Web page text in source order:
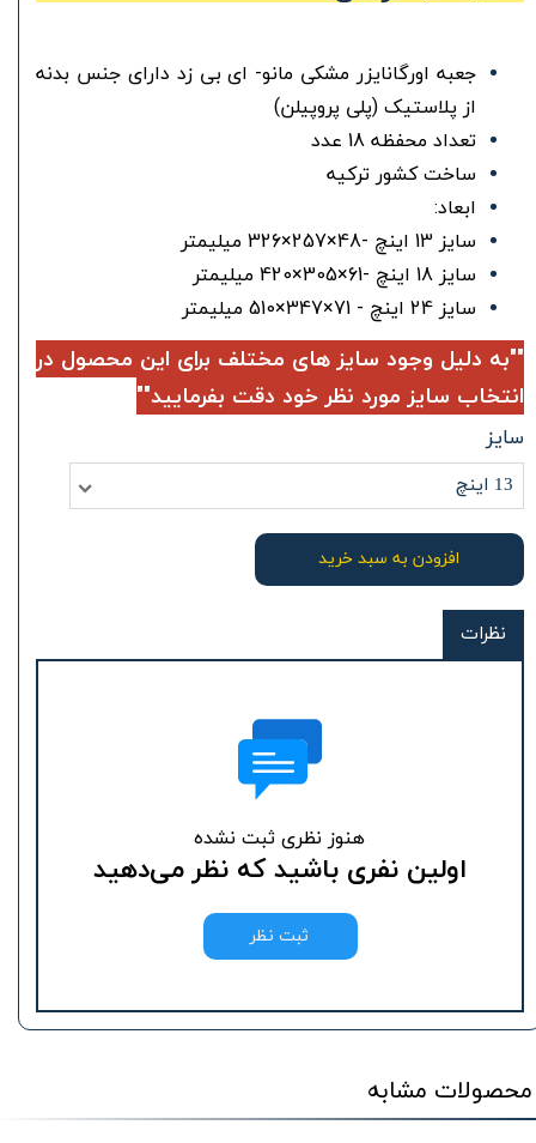
جعبه اورگانایزر مشکی مانو- ای بی زد دارای جنس بدنه
از پلاستیک (پلی پروپیلن)
تعداد محفظه 18 عدد
ساخت کشور ترکیه
ابعاد:
سایز 13 اینچ -48×257×326 میلیمتر
سایز 18 اینچ -61×305×420 میلیمتر
سایز 24 اینچ - 71×347×510 میلیمتر
""به دلیل وجود سایز های مختلف برای این محصول در
انتخاب سایز مورد نظر خود دقت بفرمایید""
سایز
13 اینچ
افزودن به سبد خرید
نظرات
هنوز نظری ثبت نشده
اولین نفری باشید که نظر می‌دهید
ثبت نظر
محصولات مشابه